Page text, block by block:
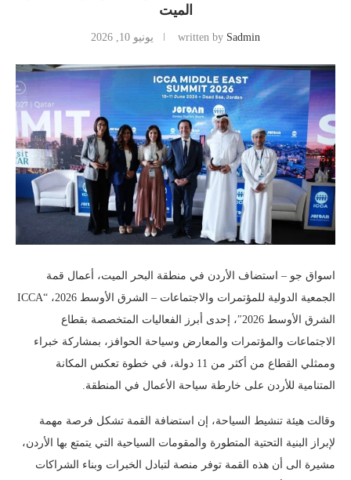
الميت
written by Sadmin يونيو 10, 2026
اسواق جو – استضاف الأردن في منطقة البحر الميت، أعمال قمة
الجمعية الدولية للمؤتمرات والاجتماعات – الشرق الأوسط 2026، “ICCA
الشرق الأوسط 2026″، إحدى أبرز الفعاليات المتخصصة بقطاع
الاجتماعات والمؤتمرات والمعارض وسياحة الحوافز، بمشاركة خبراء
وممثلي القطاع من أكثر من 11 دولة، في خطوة تعكس المكانة
المتنامية للأردن على خارطة سياحة الأعمال في المنطقة.
وقالت هيئة تنشيط السياحة، إن استضافة القمة تشكل فرصة مهمة
لإبراز البنية التحتية المتطورة والمقومات السياحية التي يتمتع بها الأردن،
مشيرة الى أن هذه القمة توفر منصة لتبادل الخبرات وبناء الشراكات